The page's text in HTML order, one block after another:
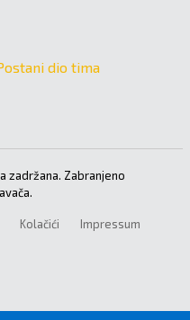
dio tima
zadržana. Zabranjeno
Kolačići Impressum